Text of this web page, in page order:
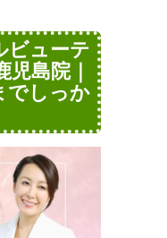
ビューテ
島院｜
でしっか